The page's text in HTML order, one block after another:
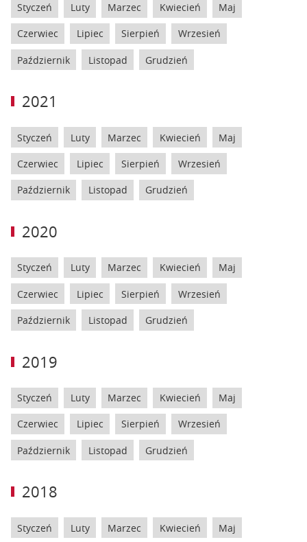
Styczeń Luty Marzec Kwiecień Maj
Czerwiec Lipiec Sierpień Wrzesień
Październik Listopad Grudzień
2021
Styczeń Luty Marzec Kwiecień Maj
Czerwiec Lipiec Sierpień Wrzesień
Październik Listopad Grudzień
2020
Styczeń Luty Marzec Kwiecień Maj
Czerwiec Lipiec Sierpień Wrzesień
Październik Listopad Grudzień
2019
Styczeń Luty Marzec Kwiecień Maj
Czerwiec Lipiec Sierpień Wrzesień
Październik Listopad Grudzień
2018
Styczeń Luty Marzec Kwiecień Maj